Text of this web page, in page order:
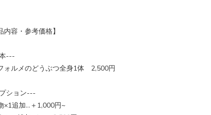
内容・参考価格】
---
ォルメのどうぶつ全身1体 2,500円
ション---
×1追加…＋1,000円~